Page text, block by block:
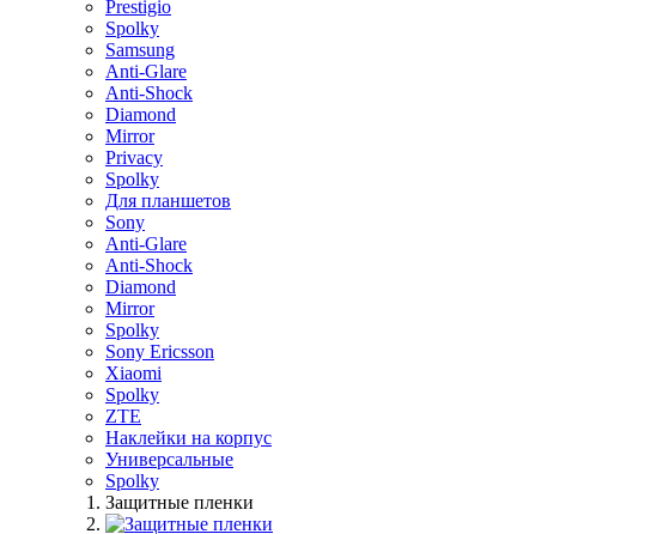
Prestigio
Spolky
Samsung
Anti-Glare
Anti-Shock
Diamond
Mirror
Privacy
Spolky
Для планшетов
Sony
Anti-Glare
Anti-Shock
Diamond
Mirror
Spolky
Sony Ericsson
Xiaomi
Spolky
ZTE
Наклейки на корпус
Универсальные
Spolky
Защитные пленки